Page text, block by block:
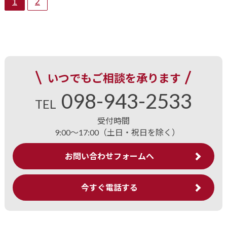
いつでもご相談を承ります
TEL 098-943-2533
受付時間
9:00～17:00（土日・祝日を除く）
お問い合わせフォームへ
今すぐ電話する